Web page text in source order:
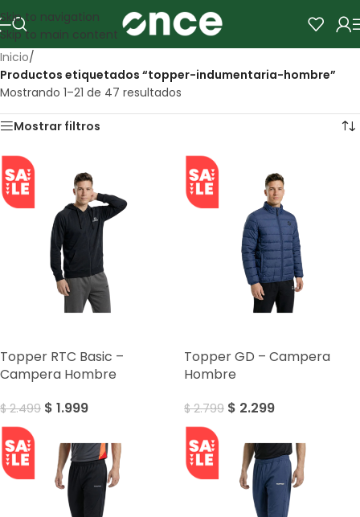
Skip to navigation
Skip to main content
Inicio/
Productos etiquetados “topper-indumentaria-hombre”
Mostrando 1–21 de 47 resultados
Mostrar filtros
Topper RTC Basic –
Campera Hombre
$2.499 $ 1.999
Topper GD – Campera
Hombre
$2.799 $ 2.299